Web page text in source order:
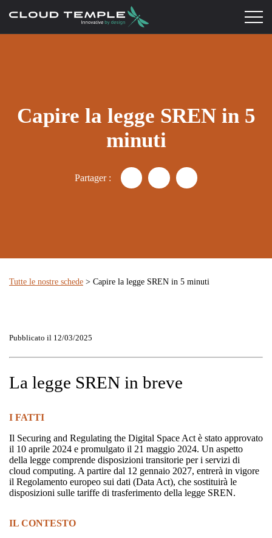
Capire la legge SREN in 5
minuti
Partager : Partager "La legge SREN
Partager "La legge
Partager "La
Tutte le nostre schede > Capire la legge SREN in 5 minuti
Pubblicato il 12/03/2025
La legge SREN in breve
I FATTI
Il Securing and Regulating the Digital Space Act è stato approvato
il 10 aprile 2024 e promulgato il 21 maggio 2024. Un aspetto
della legge comprende disposizioni transitorie per i servizi di
cloud computing. A partire dal 12 gennaio 2027, entrerà in vigore
il Regolamento europeo sui dati (Data Act), che sostituirà le
disposizioni sulle tariffe di trasferimento della legge SREN.
IL CONTESTO